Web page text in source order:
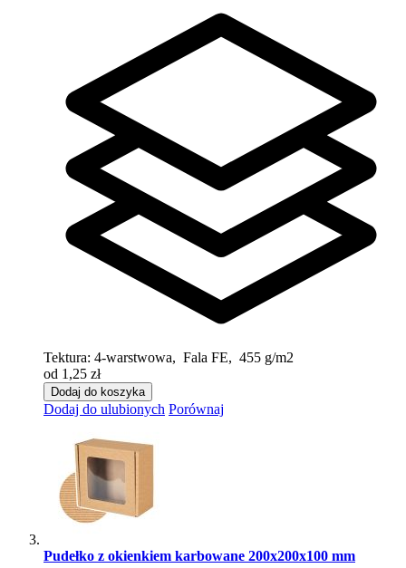
Tektura: 4-warstwowa, Fala FE, 455 g/m2
od 1,25 zł
Dodaj do koszyka
Dodaj do ulubionych Porównaj
Pudełko z okienkiem karbowane 200x200x100 mm